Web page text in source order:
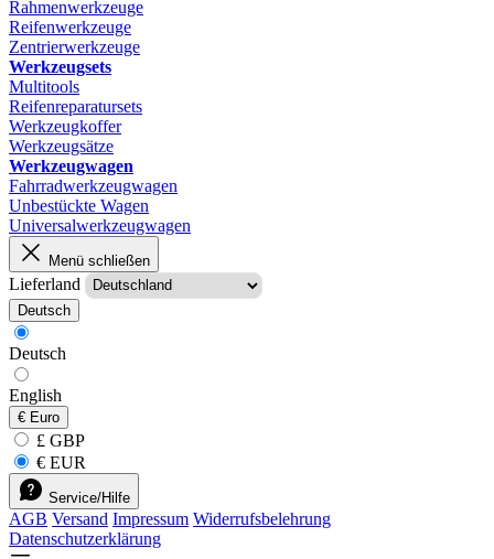
Rahmenwerkzeuge
Reifenwerkzeuge
Zentrierwerkzeuge
Werkzeugsets
Multitools
Reifenreparatursets
Werkzeugkoffer
Werkzeugsätze
Werkzeugwagen
Fahrradwerkzeugwagen
Unbestückte Wagen
Universalwerkzeugwagen
Menü schließen
Lieferland
Deutsch
Deutsch
English
€ Euro
£ GBP
€ EUR
Service/Hilfe
AGB Versand Impressum Widerrufsbelehrung
Datenschutzerklärung